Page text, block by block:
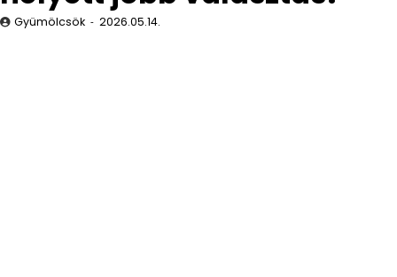
Gyümölcsök 2026.05.14.